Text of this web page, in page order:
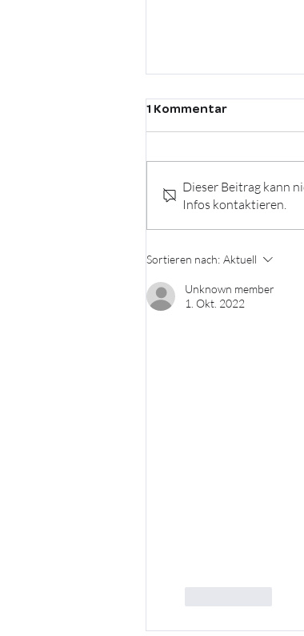
Spannende
auf Wolt! 🎉
1 Kommentar
Dieser Beitrag kann
Infos kontaktieren.
Sortieren nach: Aktuell
Unknown member
1. Okt. 2022